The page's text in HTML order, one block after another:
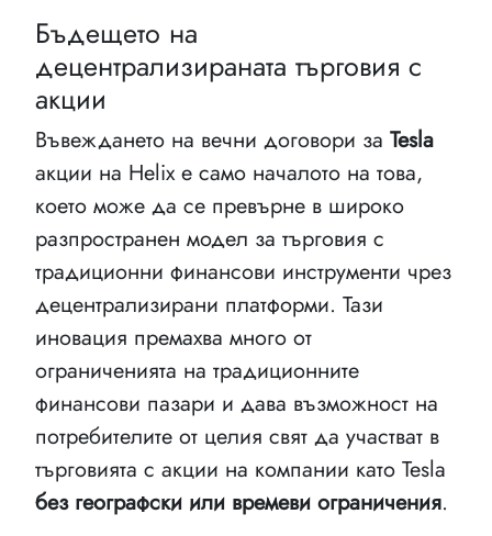
Бъдещето на
децентрализираната търговия с
акции
Въвеждането на вечни договори за Tesla
акции на Helix е само началото на това,
което може да се превърне в широко
разпространен модел за търговия с
традиционни финансови инструменти чрез
децентрализирани платформи. Тази
иновация премахва много от
ограниченията на традиционните
финансови пазари и дава възможност на
потребителите от целия свят да участват в
търговията с акции на компании като Tesla
без географски или времеви ограничения.